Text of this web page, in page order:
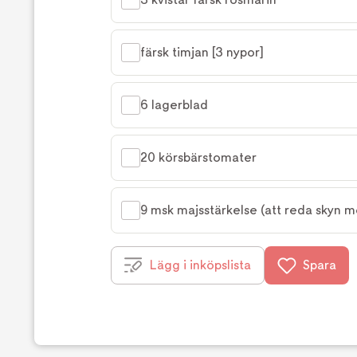
färsk timjan [3 nypor]
6 lagerblad
20 körsbärstomater
9 msk majsstärkelse (att reda skyn
Lägg i inköpslista Spara